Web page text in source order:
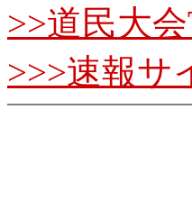
>>道民大
>>>速報サ